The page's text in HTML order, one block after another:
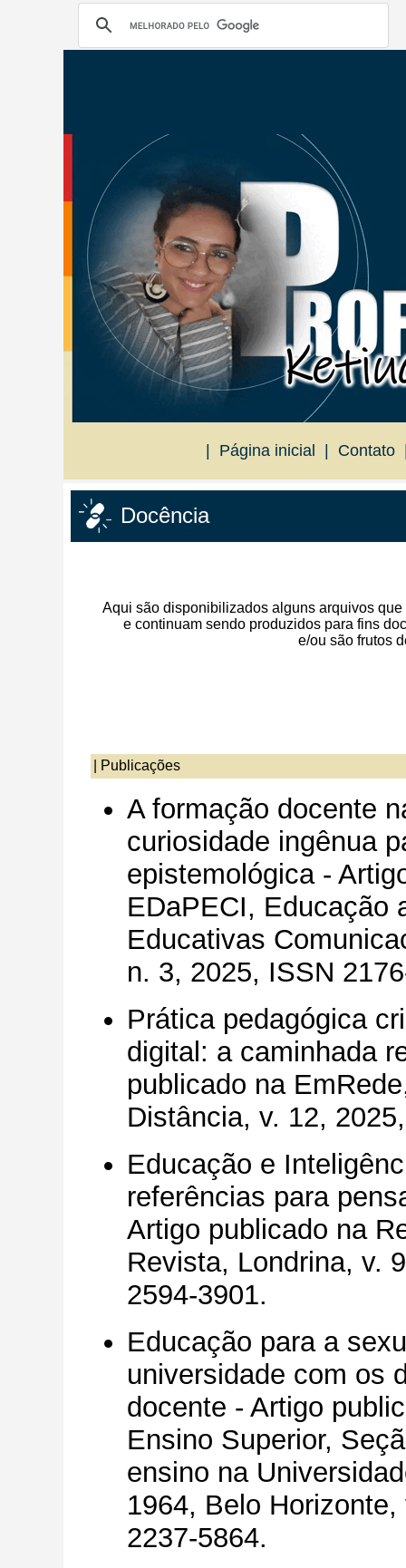
Página inicial Contato
Docência
Aqui são disponibilizados alguns arquivos que
e continuam sendo produzidos para fins
e/ou são frutos
Publicações
A formação docente
curiosidade ingênua
epistemológica -
EDaPECI, Educação
Educativas
n. 3, 2025, ISSN
Prática pedagógica
digital: a caminhada
publicado na
Distância, v. 12,
Educação e
referências para
Artigo publicado na
Revista, Londrina, v.
2594-3901.
Educação para a
universidade com os
docente - Artigo
Ensino Superior,
ensino na
1964, Belo
2237-5864.